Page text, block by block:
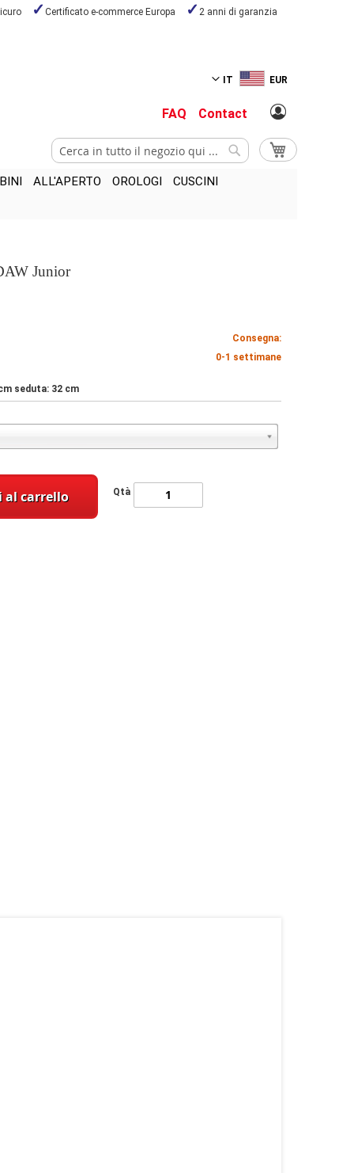
Certificato e-commerce Europa 2 anni di garanzia
IT EUR
FAQ Contact
Carrello
Cerca
ALL'APERTO OROLOGI
CUSCINI
Junior
Consegna:
0-1 settimane
seduta: 32 cm
Qtà
al carrello